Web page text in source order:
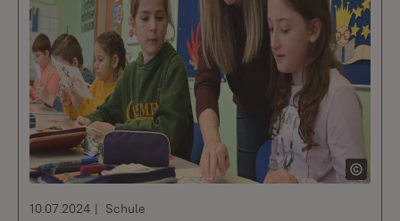
10.07.2024 Schule